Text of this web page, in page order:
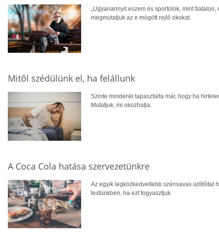
„Ugyanannyit eszem és sportolok, mint
megmutatjuk az e mögött rejlő okokat.
Mitől szédülünk el, ha felállunk
Szinte mindenki tapasztalta már, hogy ha
Mutatjuk, mi okozhatja.
A Coca Cola hatása szervezetünkre
Az egyik legközkedveltebb szénsavas üdítőital
testünkben, ha ezt fogyasztjuk.